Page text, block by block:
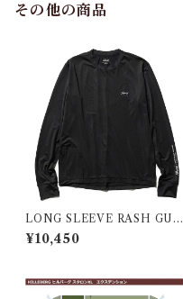
その他の商品
LONG SLEEVE RASH GUA
RD/ロングスリーブ ラッシュ
ガード ブラック
¥10,450